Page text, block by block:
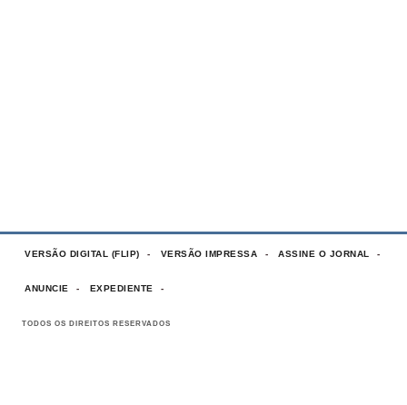
VERSÃO DIGITAL (FLIP) VERSÃO IMPRESSA ASSINE O JORNAL
ANUNCIE EXPEDIENTE
TODOS OS DIREITOS RESERVADOS